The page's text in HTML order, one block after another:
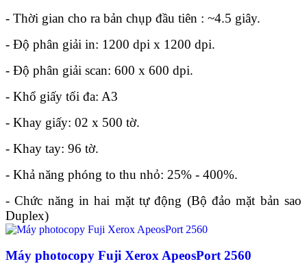
- Thời gian cho ra bản chụp đầu tiên : ~4.5 giây.
- Độ phân giải in: 1200 dpi x 1200 dpi.
- Độ phân giải scan: 600 x 600 dpi.
- Khổ giấy tối đa: A3
- Khay giấy: 02 x 500 tờ.
- Khay tay: 96 tờ.
- Khả năng phóng to thu nhỏ: 25% - 400%.
- Chức năng in hai mặt tự động (Bộ đảo mặt bản sao
Duplex)
Máy photocopy Fuji Xerox ApeosPort 2560